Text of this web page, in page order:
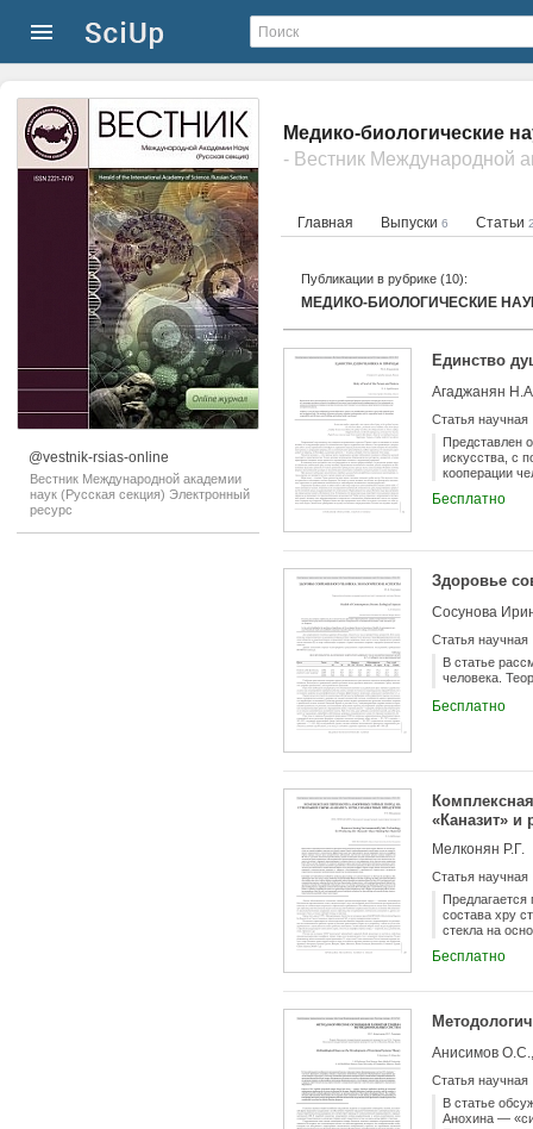
@vestnik-rsias-online
Вестник Международной академии
наук (Русская секция) Электронный
ресурс
Медико-биологические
Главная Выпуски 6 Статьи
Публикации в рубрике (10):
МЕДИКО-БИОЛОГИЧЕСКИЕ
Единство
Агаджанян
Статья научная
Представлен
искусства, с
кооперации
Бесплатно
Здоровье
Сосунова
Статья научная
В статье
человека.
Бесплатно
«Каназит» и
Мелконян Р.Г.
Статья научная
Предлагается
состава хру
стекла на
уменьшает
«Каназита 1»
ка чества
Бесплатно
Анисимов
Статья научная
В статье
Анохина —